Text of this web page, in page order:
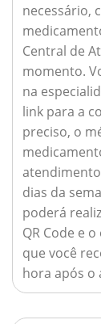
necessário,
Central de
momento.
na
link para a
preciso, o
dias da
poderá
QR Code e
que você
hora após o